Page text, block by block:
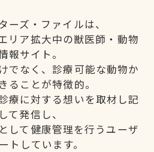
ーズ・ファイルは、
リア拡大中の獣医師・動物
報サイト。
でなく、診療可能な動物か
ることが特徴的。
療に対する想いを取材し記
て発信し、
して健康管理を行うユーザ
トしています。